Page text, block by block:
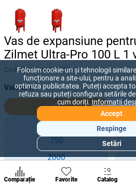
Vas de expansiune
Zilmet Ultra-Pro 100 L 1
Codul produsului:28166
Volum, l:
100
300
750
2000
Comparație Favorite Catalog
Folosim cookie-uri și tehnologii
funcționare a site-ului, pentru a
optimiza publicitatea. Puteți accepta
refuza sau puteți configura setările
cum doriți. Informații
Accept
Respinge
Setări